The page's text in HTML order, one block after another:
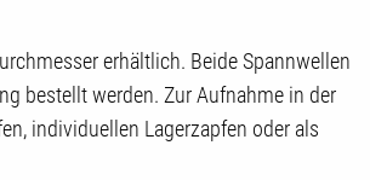
erhältlich. Beide Spannwellen
bestellt werden. Zur Aufnahme in der
individuellen Lagerzapfen oder als